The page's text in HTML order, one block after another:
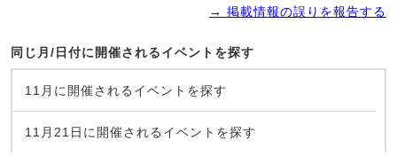
→ 掲載情報の誤りを報告する
同じ月/日付に開催されるイベントを探す
11月に開催されるイベントを探す
11月21日に開催されるイベントを探す